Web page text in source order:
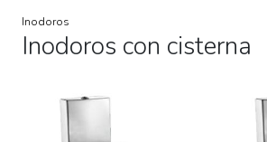
Inodoros
Inodoros con cisterna